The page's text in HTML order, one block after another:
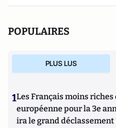
POPULAIRES
PLUS LUS
1Les Français moins riches
européenne pour la 3e
ira le grand déclassement